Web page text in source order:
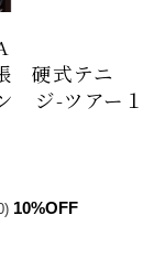
硬式テニ
ジ-ツアー１
10%OFF